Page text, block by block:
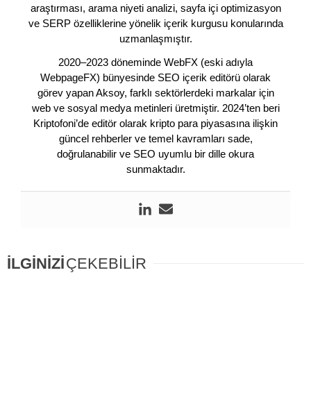
araştırması, arama niyeti analizi, sayfa içi optimizasyon
ve SERP özelliklerine yönelik içerik kurgusu konularında
uzmanlaşmıştır.
2020–2023 döneminde WebFX (eski adıyla
WebpageFX) bünyesinde SEO içerik editörü olarak
görev yapan Aksoy, farklı sektörlerdeki markalar için
web ve sosyal medya metinleri üretmiştir. 2024’ten beri
Kriptofoni’de editör olarak kripto para piyasasına ilişkin
güncel rehberler ve temel kavramları sade,
doğrulanabilir ve SEO uyumlu bir dille okura
sunmaktadır.
İLGİNİZİÇEKEBİLİR